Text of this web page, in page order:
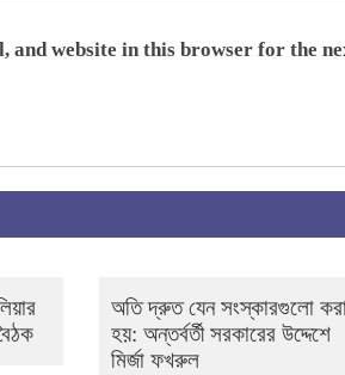
and website in this browser for the
অতি দ্রুত যেন সংস্কারগুলো
হয়: অন্তর্বর্তী সরকারের উদ্দেশে
মির্জা ফখরুল